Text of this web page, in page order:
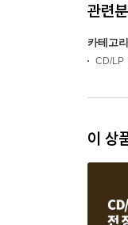
관련
카테고
CD/LP
이 상